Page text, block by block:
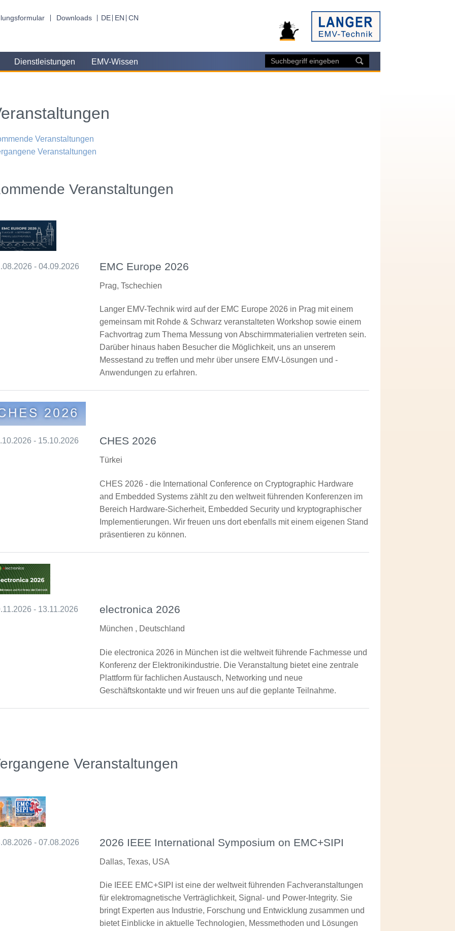
Downloads DE EN CN
Dienstleistungen EMV-Wissen
Veranstaltungen
Veranstaltungen
Veranstaltungen
- 04.09.2026 EMC Europe 2026
Prag, Tschechien
Langer EMV-Technik wird auf der EMC Europe 2026 in Prag mit einem
gemeinsam mit Rohde & Schwarz veranstalteten Workshop sowie einem
Fachvortrag zum Thema Messung von Abschirmmaterialien vertreten sein.
Darüber hinaus haben Besucher die Möglichkeit, uns an unserem
Messestand zu treffen und mehr über unsere EMV-Lösungen und -
Anwendungen zu erfahren.
- 15.10.2026 CHES 2026
Türkei
CHES 2026 - die International Conference on Cryptographic Hardware
and Embedded Systems zählt zu den weltweit führenden Konferenzen im
Bereich Hardware-Sicherheit, Embedded Security und kryptographischer
Implementierungen. Wir freuen uns dort ebenfalls mit einem eigenen Stand
präsentieren zu können.
- 13.11.2026 electronica 2026
München , Deutschland
Die electronica 2026 in München ist die weltweit führende Fachmesse und
Konferenz der Elektronikindustrie. Die Veranstaltung bietet eine zentrale
Plattform für fachlichen Austausch, Networking und neue
Geschäftskontakte und wir freuen uns auf die geplante Teilnahme.
Veranstaltungen
- 07.08.2026 2026 IEEE International Symposium on EMC+SIPI
Dallas, Texas, USA
Die IEEE EMC+SIPI ist eine der weltweit führenden Fachveranstaltungen
für elektromagnetische Verträglichkeit, Signal- und Power-Integrity. Sie
bringt Experten aus Industrie, Forschung und Entwicklung zusammen und
bietet Einblicke in aktuelle Technologien, Messmethoden und Lösungen